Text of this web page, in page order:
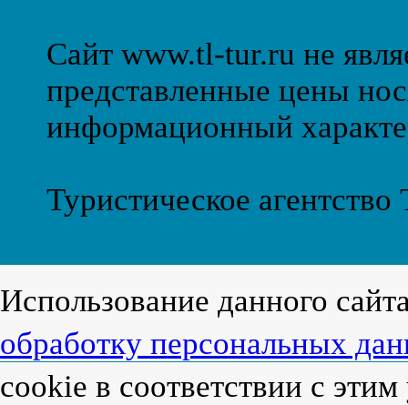
Сайт www.tl-tur.ru не
представленные цены
информационный
Туристическое
Использование данного
обработку персональных
cookie в соответствии с